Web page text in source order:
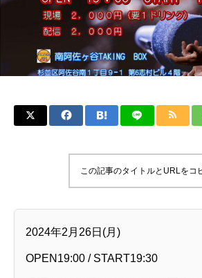
この記事のタイトルとURLをコ
2024年2月26日(月)
OPEN19:00 / START19:30